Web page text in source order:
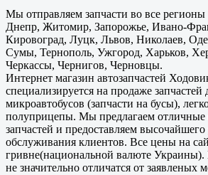
Мы отправляем запчасти во все
Днепр, Житомир, Запорожье, Ивано-
Кировоград, Луцк, Львов, Николаев,
Сумы, Тернополь, Ужгород, Харьков,
Черкассы, Чернигов, Черновцы.
Интернет магазин автозапчастей
специализируется на продаже запчастей
микроавтобусов (запчасти на бусы),
полуприцепы. Мы предлагаем
запчастей и предоставляем высочайшего
обслуживания клиентов. Все цены на
гривне(национальной валюте
не значительно отличатся от заявленых